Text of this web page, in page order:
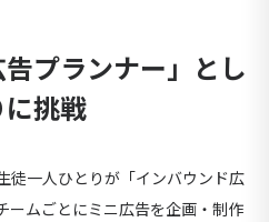
告プランナー」とし
挑戦
徒一人ひとりが「インバウンド広
ームごとにミニ広告を企画・制作